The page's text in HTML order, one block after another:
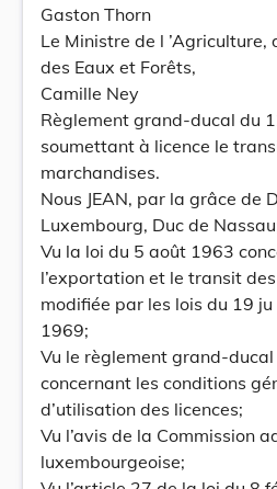
Gaston Thorn
Le Ministre de l
des Eaux et Forêts,
Camille Ney
Règlement grand-ducal du
soumettant à licence le
marchandises.
Nous JEAN, par la grâce de
Luxembourg, Duc de
Vu la loi du 5 août 1963
l’exportation et le transit
modifiée par les lois du 19
1969;
Vu le règlement grand-
concernant les conditions
d’utilisation des licences;
Vu l’avis de la Commission
luxembourgeoise;